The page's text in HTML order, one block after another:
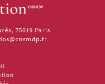
75019 Paris